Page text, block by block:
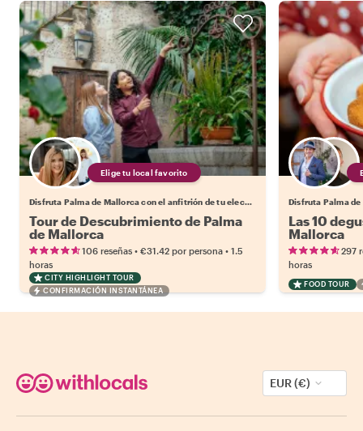
Elige tu local favorito
Disfruta Palma de Mallorca con el anfitrión de tu elección.
Tour de Descubrimiento de Palma
de Mallorca
106 reseñas • €31.42 por persona • 1.5
horas
CITY HIGHLIGHT TOUR
CONFIRMACIÓN INSTANTÁNEA
Las 10
Mallorca
297
horas
FOOD TOUR
EUR (€)